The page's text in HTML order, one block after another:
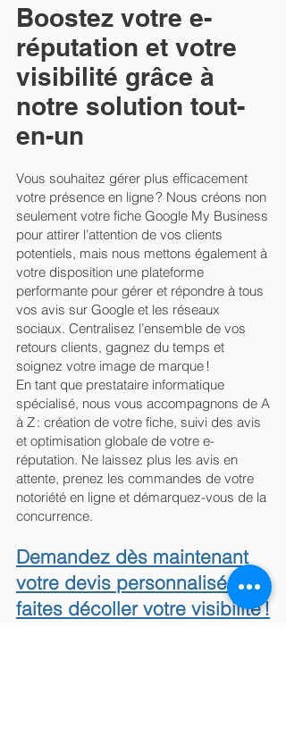
Boostez votre e-
réputation et votre
visibilité grâce à
notre solution tout-
en-un
Vous souhaitez gérer plus efficacement
votre présence en ligne ? Nous créons non
seulement votre fiche Google My Business
pour attirer l’attention de vos clients
potentiels, mais nous mettons également à
votre disposition une plateforme
performante pour gérer et répondre à tous
vos avis sur Google et les réseaux
sociaux. Centralisez l’ensemble de vos
retours clients, gagnez du temps et
soignez votre image de marque !
En tant que prestataire informatique
spécialisé, nous vous accompagnons de A
à Z : création de votre fiche, suivi des avis
et optimisation globale de votre e-
réputation. Ne laissez plus les avis en
attente, prenez les commandes de votre
notoriété en ligne et démarquez-vous de la
concurrence.
Demandez dès maintenant
votre devis personnalisé et
faites décoller votre visibilité !